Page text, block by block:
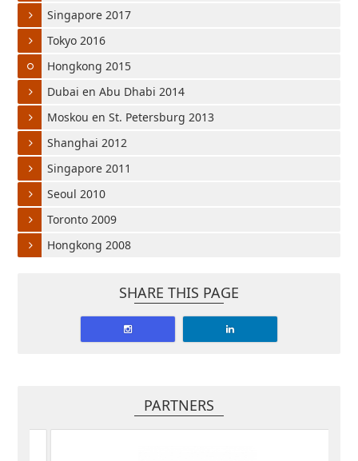
Singapore 2017
Tokyo 2016
Hongkong 2015
Dubai en Abu Dhabi 2014
Moskou en St. Petersburg 2013
Shanghai 2012
Singapore 2011
Seoul 2010
Toronto 2009
Hongkong 2008
SHARE THIS PAGE
PARTNERS